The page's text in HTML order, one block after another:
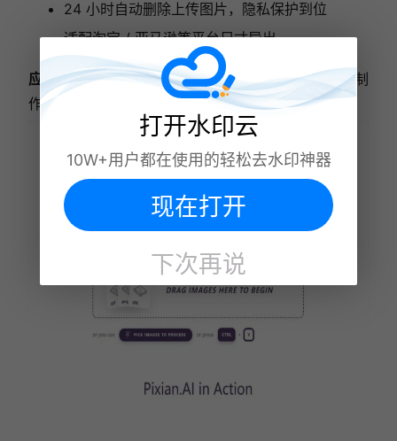
24 小时自动删除上传图片，隐私保护到位
适配淘宝 / 亚马逊等平台尺寸导出
应用场景：批量处理跨境电商配图、带货短视频素材制
作、企业自动化工作流集成。
打开水印云
10W+用户都在使用的轻松去水印神器
现在打开
下次再说